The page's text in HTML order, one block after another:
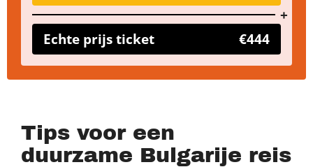
Echte prijs ticket €444
Tips voor een
duurzame Bulgarije reis